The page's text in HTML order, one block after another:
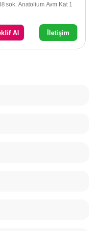
sok. Anatolium Avm Kat 1
Al İletişim